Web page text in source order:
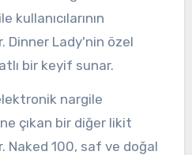
Dinner Lady'nin özel
bir keyif sunar.
nargile
çıkan bir diğer likit
Naked 100, saf ve doğal